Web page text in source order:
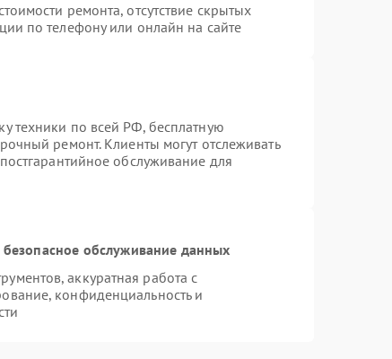
ремонта, отсутствие скрытых
по телефону или онлайн на сайте
техники по всей РФ, бесплатную
ремонт. Клиенты могут отслеживать
обслуживание для
обслуживание данных
аккуратная работа с
конфиденциальность и